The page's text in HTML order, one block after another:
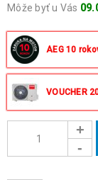
Môže byť u Vás
okrem víkendov a
AEG 10
VOUCHER